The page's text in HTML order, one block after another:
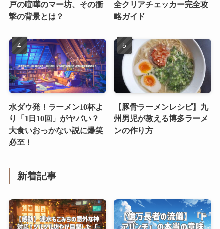
戸の喧嘩のマー坊、その衝
撃の背景とは？
全クリアチェッカー完全攻
略ガイド
水ダウ発！ラーメン10杯よ
り「1日10回」がヤバい？
大食いおっかない説に爆笑
必至！
【豚骨ラーメンレシピ】九
州男児が教える博多ラーメ
ンの作り方
新着記事